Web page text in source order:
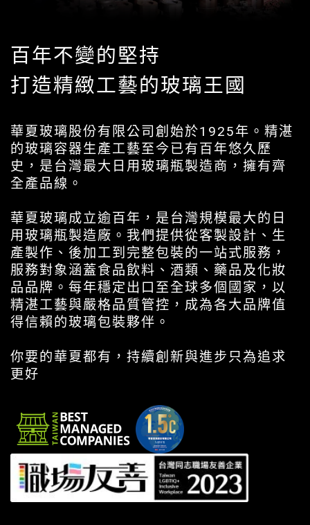
百年不變的堅持
打造精緻工藝的玻璃王國
華夏玻璃股份有限公司創始於1925年。精湛
的玻璃容器生產工藝至今已有百年悠久歷
史，是台灣最大日用玻璃瓶製造商，擁有齊
全產品線。
華夏玻璃成立逾百年，是台灣規模最大的日
用玻璃瓶製造廠。我們提供從客製設計、生
產製作、後加工到完整包裝的一站式服務，
服務對象涵蓋食品飲料、酒類、藥品及化妝
品品牌。每年穩定出口至全球多個國家，以
精湛工藝與嚴格品質管控，成為各大品牌值
得信賴的玻璃包裝夥伴。
你要的華夏都有，持續創新與進步只為追求
更好